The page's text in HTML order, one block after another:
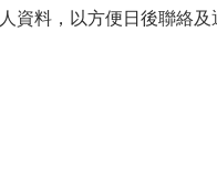
資料 ，以方便日後聯絡及